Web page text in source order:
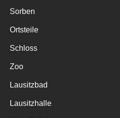
Sorben
Ortsteile
Schloss
Zoo
Lausitzbad
Lausitzhalle